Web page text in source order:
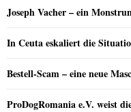
Joseph Vacher – ein
In Ceuta eskaliert die
Bestell-Scam – eine neue
ProDogRomania e.V. weist